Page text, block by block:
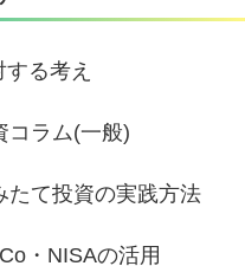
る考え
コラム(一般)
て投資の実践方法
・NISAの活用